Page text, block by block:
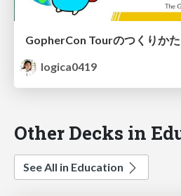
GopherCon Tourのつくりかた
logica0419
Other Decks in
See All in Education